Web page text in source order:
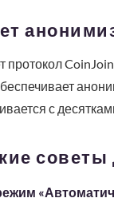
протокол
с